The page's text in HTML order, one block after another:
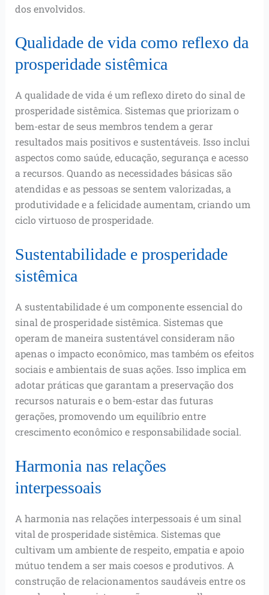
dos envolvidos.
Qualidade de vida como reflexo da
prosperidade sistêmica
A qualidade de vida é um reflexo direto do sinal de
prosperidade sistêmica. Sistemas que priorizam o
bem-estar de seus membros tendem a gerar
resultados mais positivos e sustentáveis. Isso inclui
aspectos como saúde, educação, segurança e acesso
a recursos. Quando as necessidades básicas são
atendidas e as pessoas se sentem valorizadas, a
produtividade e a felicidade aumentam, criando um
ciclo virtuoso de prosperidade.
Sustentabilidade e prosperidade
sistêmica
A sustentabilidade é um componente essencial do
sinal de prosperidade sistêmica. Sistemas que
operam de maneira sustentável consideram não
apenas o impacto econômico, mas também os efeitos
sociais e ambientais de suas ações. Isso implica em
adotar práticas que garantam a preservação dos
recursos naturais e o bem-estar das futuras
gerações, promovendo um equilíbrio entre
crescimento econômico e responsabilidade social.
Harmonia nas relações
interpessoais
A harmonia nas relações interpessoais é um sinal
vital de prosperidade sistêmica. Sistemas que
cultivam um ambiente de respeito, empatia e apoio
mútuo tendem a ser mais coesos e produtivos. A
construção de relacionamentos saudáveis entre os